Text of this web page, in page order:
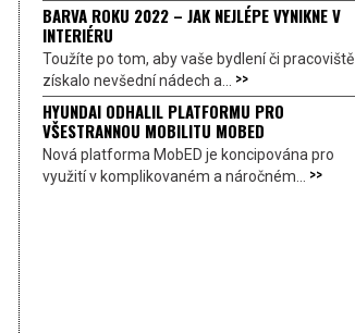
BARVA ROKU 2022 – JAK NEJLÉPE VYNIKNE V
INTERIÉRU
Toužíte po tom, aby vaše bydlení či pracoviště
získalo nevšední nádech a... >>
HYUNDAI ODHALIL PLATFORMU PRO
VŠESTRANNOU MOBILITU MOBED
Nová platforma MobED je koncipována pro
využití v komplikovaném a náročném... >>